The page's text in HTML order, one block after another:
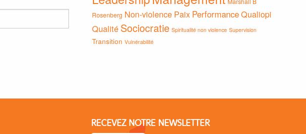
Rosenberg Non-violence Paix PerformanceQualiopi
Qualité Sociocratie Spiritualité non violence Supervision
Transition Vulnérabilité
RECEVEZ NOTRE NEWSLETTER